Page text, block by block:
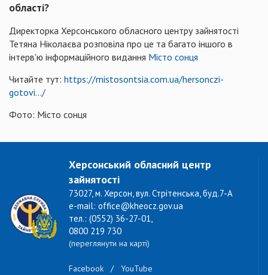
області?
Директорка Херсонського обласного центру зайнятості
Тетяна Ніколаєва розповіла про це та багато іншого в
інтерв'ю інформаційного видання Місто сонця
Читайте тут: https://mistosontsia.com.ua/hersonczi-
gotovi.../
Фото: Місто сонця
Херсонський обласний центр
зайнятості
73027, м. Херсон, вул. Стрітенська, буд.7-А
e-mail: office@kheocz.gov.ua
тел.: (0552) 36-27-01,
0800 219 730
(переглянути на карті)
Facebook / YouTube